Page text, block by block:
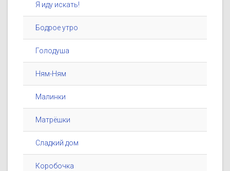
Я иду искать!
Бодрое утро
Голодуша
Ням-Ням
Малинки
Матрёшки
Сладкий дом
Коробочка